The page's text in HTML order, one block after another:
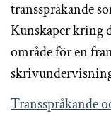
transspråkande
Kunskaper kring
område för en
Transspråkande